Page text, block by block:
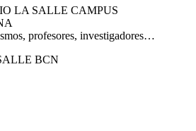
LA SALLE CAMPUS
profesores, investigadores…
BCN